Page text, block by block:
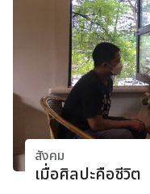
สังคม
เมื่อศิลปะคือชีวิต